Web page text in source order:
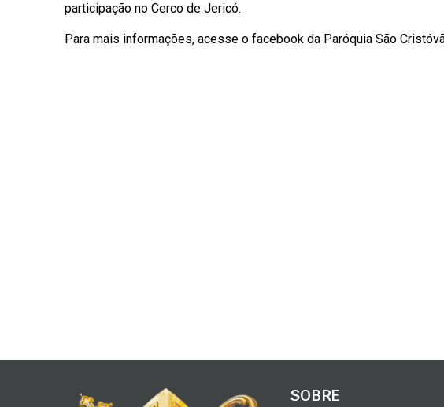
participação no Cerco de Jericó.
Para mais informações, acesse o facebook da Paróquia São
SOBRE